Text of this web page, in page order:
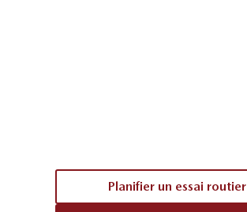
Planifier un essai routier